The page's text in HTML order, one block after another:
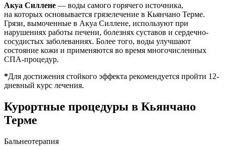
Акуа Силлене — воды самого горячего источника,
на которых основывается грязелечение в Кьянчано Терме.
Грязи, вымоченные в Акуа Силлене, используют при
нарушениях работы печени, болезнях суставов и сердечно-
сосудистых заболеваниях. Более того, воды улучшают
состояние кожи и применяются во время многочисленных
СПА-процедур.
*Для достижения стойкого эффекта рекомендуется пройти 12-
дневный курс лечения.
Курортные процедуры в Кьянчано
Терме
Бальнеотерапия